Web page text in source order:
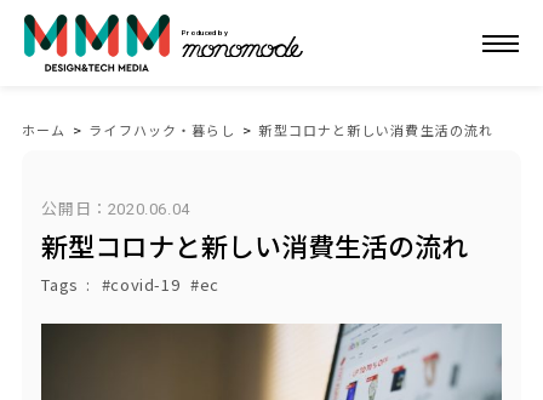
Produced by
ホーム > ライフハック・暮らし > 新型コロナと新しい消費生活の流れ
公開日： 2020.06.04
新型コロナと新しい消費生活の流れ
Tags covid-19 ec